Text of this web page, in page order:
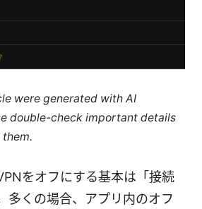
were generated with AI
double-check important details
をオフにする基本は「接続
多くの場合、アプリ内のオフ